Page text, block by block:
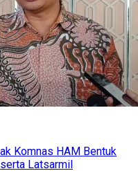
Komnas HAM Bentuk
Latsarmil